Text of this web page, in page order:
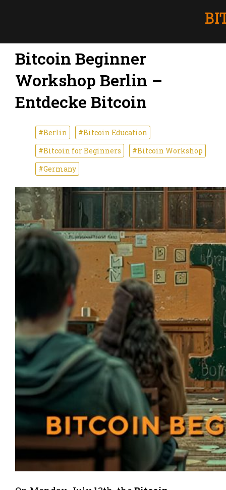
Bitcoin Beginner
Workshop Berlin –
Entdecke Bitcoin
#Berlin
#Bitcoin Education
#Bitcoin for Beginners
#Bitcoin Workshop
#Germany